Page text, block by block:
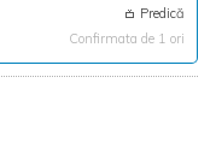
Predică
Confirmata de 1 ori